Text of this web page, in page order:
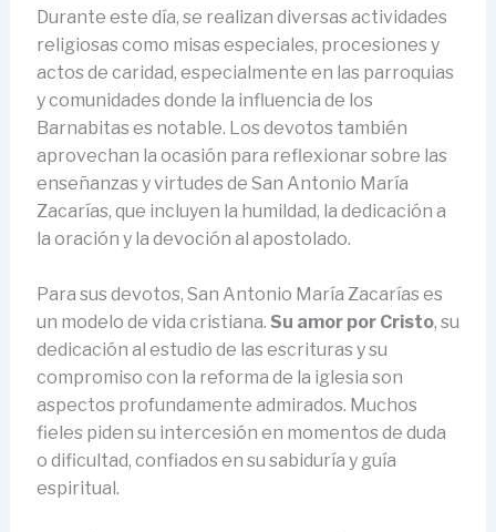
Durante este día, se realizan diversas actividades
religiosas como misas especiales, procesiones y
actos de caridad, especialmente en las parroquias
y comunidades donde la influencia de los
Barnabitas es notable. Los devotos también
aprovechan la ocasión para reflexionar sobre las
enseñanzas y virtudes de San Antonio María
Zacarías, que incluyen la humildad, la dedicación a
la oración y la devoción al apostolado.
Para sus devotos, San Antonio María Zacarías es
un modelo de vida cristiana. Su amor por Cristo, su
dedicación al estudio de las escrituras y su
compromiso con la reforma de la iglesia son
aspectos profundamente admirados. Muchos
fieles piden su intercesión en momentos de duda
o dificultad, confiados en su sabiduría y guía
espiritual.